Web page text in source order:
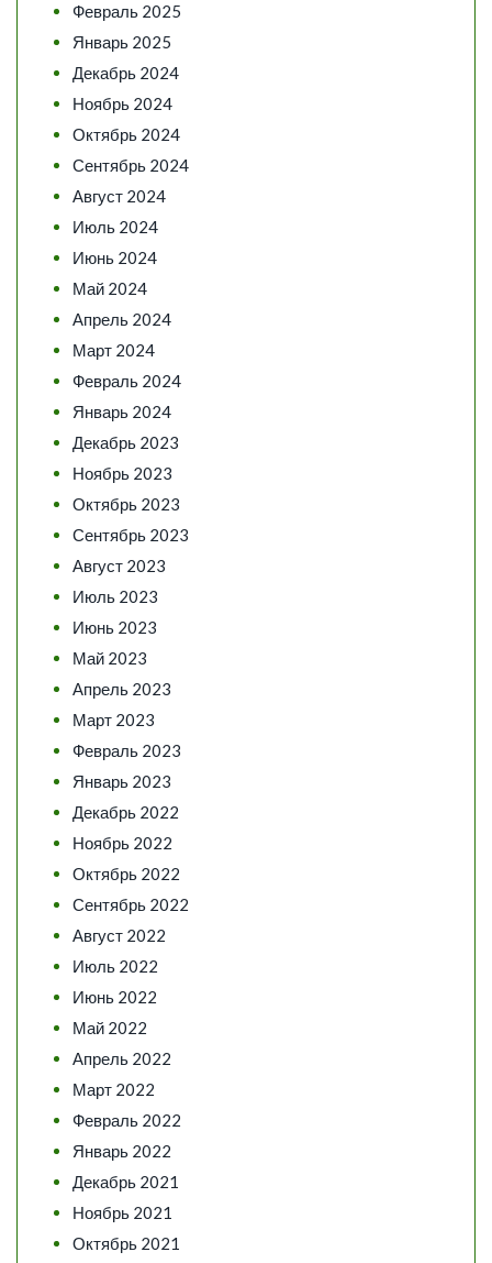
Февраль 2025
Январь 2025
Декабрь 2024
Ноябрь 2024
Октябрь 2024
Сентябрь 2024
Август 2024
Июль 2024
Июнь 2024
Май 2024
Апрель 2024
Март 2024
Февраль 2024
Январь 2024
Декабрь 2023
Ноябрь 2023
Октябрь 2023
Сентябрь 2023
Август 2023
Июль 2023
Июнь 2023
Май 2023
Апрель 2023
Март 2023
Февраль 2023
Январь 2023
Декабрь 2022
Ноябрь 2022
Октябрь 2022
Сентябрь 2022
Август 2022
Июль 2022
Июнь 2022
Май 2022
Апрель 2022
Март 2022
Февраль 2022
Январь 2022
Декабрь 2021
Ноябрь 2021
Октябрь 2021